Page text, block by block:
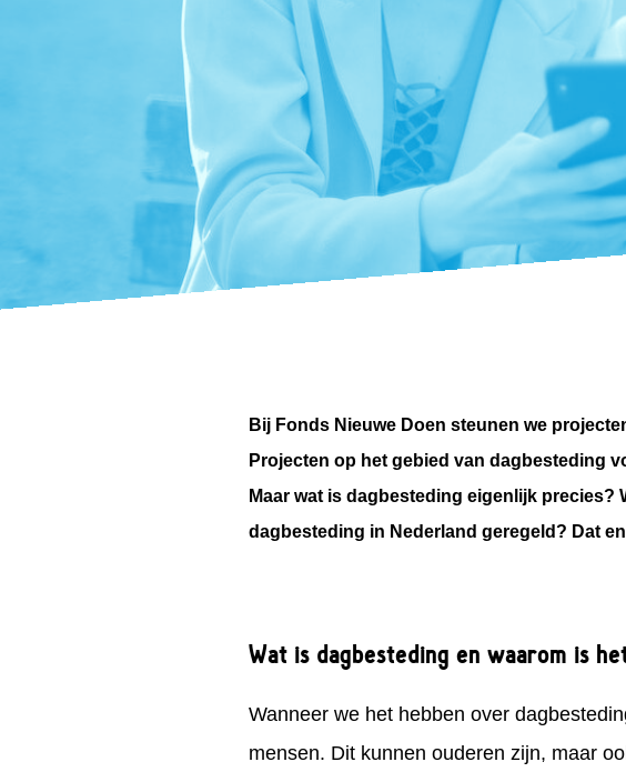
Bij Fonds Nieuwe Doen steunen we
Projecten op het gebied van dagbesteding
Maar wat is dagbesteding eigenlijk
dagbesteding in Nederland geregeld? Dat
Wat is dagbesteding en waarom is
Wanneer we het hebben over
mensen. Dit kunnen ouderen zijn, maar